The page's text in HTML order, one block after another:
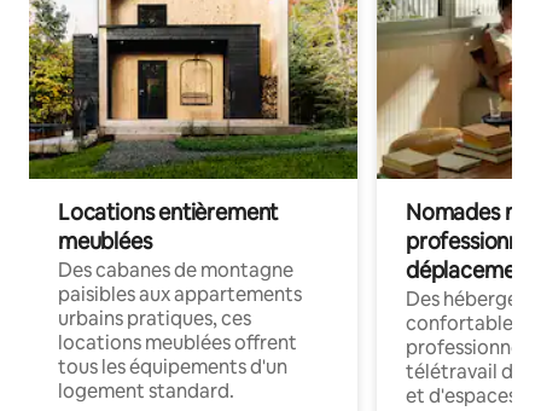
Locations entièrement
meublées
Des cabanes de montagne
paisibles aux appartements
urbains pratiques, ces
locations meublées offrent
tous les équipements d'un
logement standard.
Nomades
déplacement
Des
confortables
professionnels
télétravail
et d'espaces